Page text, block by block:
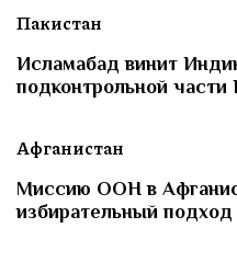
Пакистан
Исламабад винит
подконтрольной
Афганистан
Миссию ООН в
избирательный подход